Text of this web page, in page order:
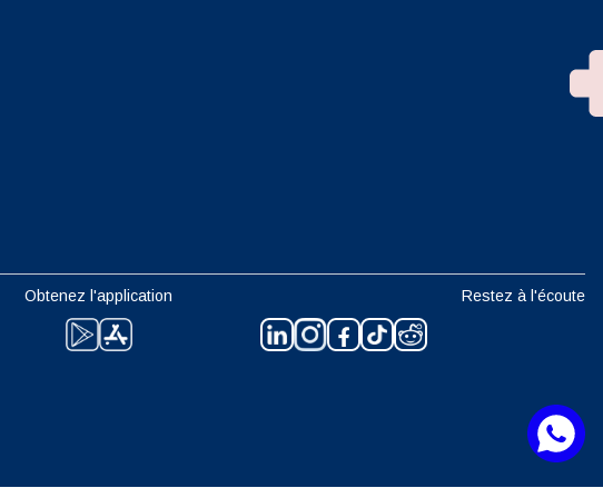
Obtenez l'application Restez à l'écoute